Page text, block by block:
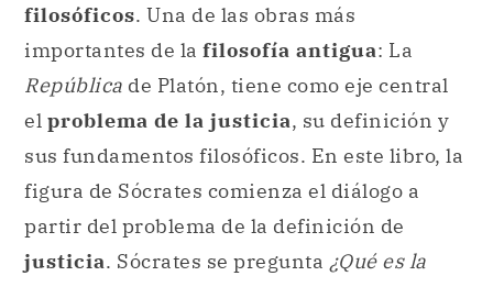
filosóficos. Una de las obras más
importantes de la filosofía antigua: La
República de Platón, tiene como eje central
el problema de la justicia, su definición y
sus fundamentos filosóficos. En este libro, la
figura de Sócrates comienza el diálogo a
partir del problema de la definición de
justicia. Sócrates se pregunta ¿Qué es la